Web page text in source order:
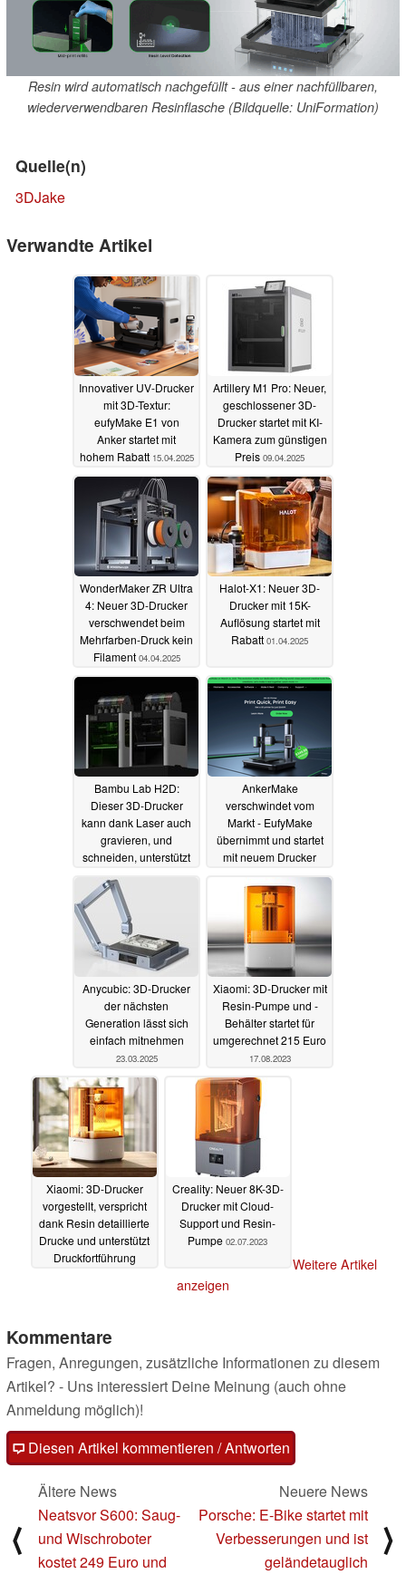
Resin wird automatisch nachgefüllt - aus einer nachfüllbaren,
wiederverwendbaren Resinflasche (Bildquelle: UniFormation)
Quelle(n)
3DJake
Verwandte Artikel
Innovativer UV-Drucker
mit 3D-Textur:
eufyMake E1 von
Anker startet mit
hohem Rabatt 15.04.2025
Artillery M1 Pro: Neuer,
geschlossener 3D-
Drucker startet mit KI-
Kamera zum günstigen
Preis 09.04.2025
WonderMaker ZR Ultra
4: Neuer 3D-Drucker
verschwendet beim
Mehrfarben-Druck kein
Filament 04.04.2025
Halot-X1: Neuer 3D-
Drucker mit 15K-
Auflösung startet mit
Rabatt 01.04.2025
Bambu Lab H2D:
Dieser 3D-Drucker
kann dank Laser auch
gravieren, und
schneiden, unterstützt
zwei Hotends27.03.2025
AnkerMake
verschwindet vom
Markt - EufyMake
übernimmt und startet
mit neuem Drucker
Anycubic: 3D-Drucker
der nächsten
Generation lässt sich
einfach mitnehmen
23.03.2025
Xiaomi: 3D-Drucker mit
Resin-Pumpe und -
Behälter startet für
umgerechnet 215 Euro
17.08.2023
Xiaomi: 3D-Drucker
vorgestellt, verspricht
dank Resin detaillierte
Drucke und unterstützt
Druckfortführung
Creality: Neuer 8K-3D-
Drucker mit Cloud-
Support und Resin-
Pumpe 02.07.2023
Weitere Artikel
anzeigen
Kommentare
Fragen, Anregungen, zusätzliche Informationen zu diesem
Artikel? - Uns interessiert Deine Meinung (auch ohne
Anmeldung möglich)!
Diesen Artikel kommentieren / Antworten
⟨
Ältere News
Neatsvor S600: Saug-
und Wischroboter
kostet 249 Euro und
Neuere News
Porsche: E-Bike startet mit
Verbesserungen und ist
geländetauglich
⟩